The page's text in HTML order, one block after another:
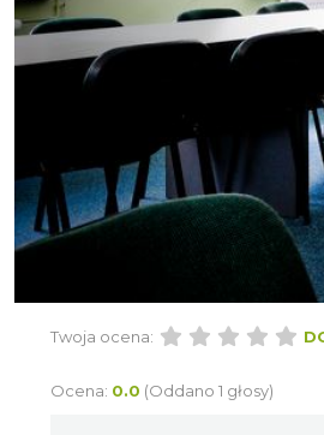
Twoja ocena:
Ocena: 0.0 (Oddano 1 głosy)